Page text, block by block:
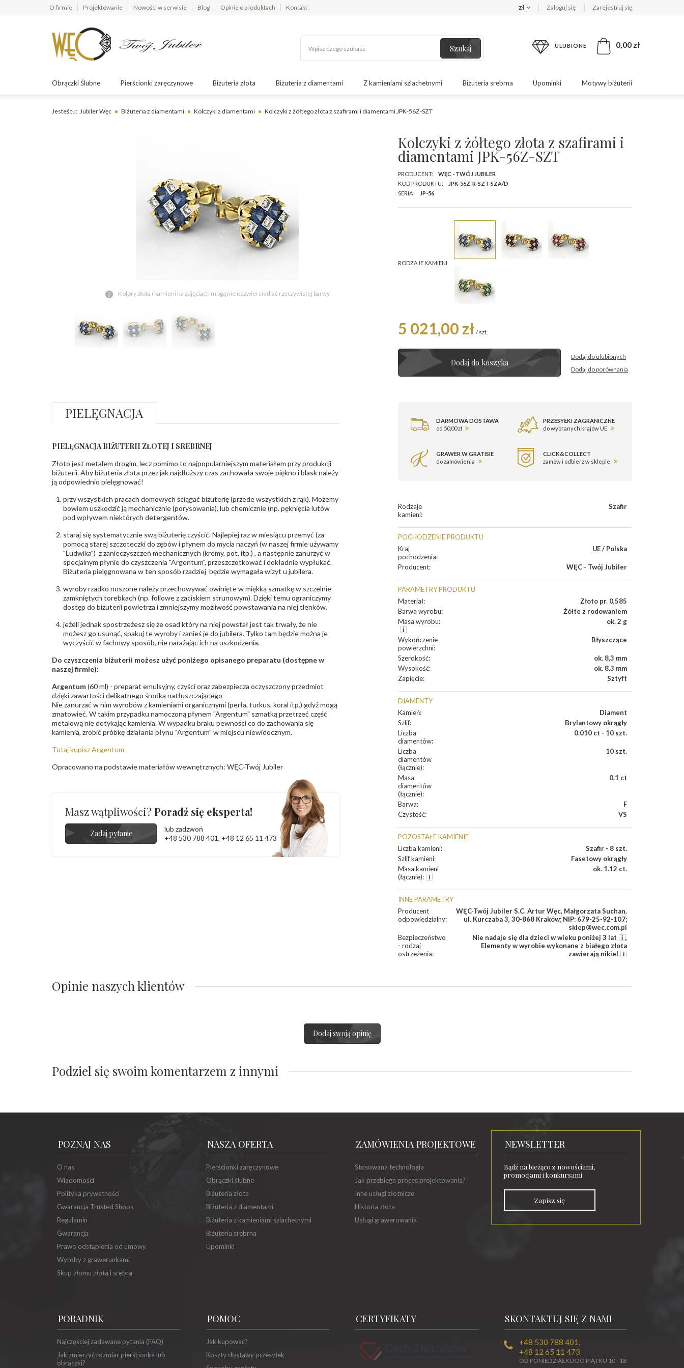
O firmie Projektowanie Nowości w serwisie Blog Opinie o produktach Kontakt zł Zaloguj się Zarejestruj się
Szukaj ULUBIONE 0,00 zł
Obrączki Ślubne Pierścionki zaręczynowe Biżuteria złota Biżuteria z diamentami Z kamieniami szlachetnymi Biżuteria srebrna Upominki Motywy biżuterii
Jesteś tu: Jubiler Węc Biżuteria z diamentami Kolczyki z diamentami Kolczyki z żółtego złota z szafirami i diamentami JPK-56Z-SZT
Kolory złota i kamieni na zdjęciach mogą nie odzwierciedlać rzeczywistej barwy
Kolczyki z żółtego złota z szafirami i
diamentami JPK-56Z-SZT
PRODUCENT:
WĘC - TWÓJ JUBILER
KOD PRODUKTU:
JPK-56Z-R-SZT-SZA/D
SERIA:
JP-56
RODZAJE KAMIENI
5 021,00 zł / szt.
Dodaj do koszyka
Dodaj do ulubionych
Dodaj do porównania
DARMOWA DOSTAWA
od 50,00 zł
PRZESYŁKI ZAGRANICZNE
do wybranych krajów UE
GRAWER W GRATISIE
do zamówienia
CLICK&COLLECT
zamów i odbierz w sklepie
Rodzaje
kamieni:
Szafir
POCHODZENIE PRODUKTU
Kraj
pochodzenia:
UE / Polska
Producent: WĘC - Twój Jubiler
PARAMETRY PRODUKTU
Materiał:
Złoto pr. 0,585
Barwa wyrobu:
Żółte z rodowaniem
Masa wyrobu: ok. 2 g
Wykończenie
powierzchni:
Błyszczące
Szerokość:
ok. 8,3 mm
Wysokość:
ok. 8,3 mm
Zapięcie: Sztyft
DIAMENTY
Kamień:
Diament
Szlif:
Brylantowy okrągły
Liczba
diamentów:
0.010 ct - 10 szt.
Liczba
diamentów
(łącznie):
10 szt.
Masa
diamentów
(łącznie):
0.1 ct
Barwa:
F
Czystość: VS
POZOSTAŁE KAMIENIE
Liczba kamieni:
Szafir - 8 szt.
Szlif kamieni:
Fasetowy okrągły
Masa kamieni
(łącznie):
ok. 1.12 ct.
INNE PARAMETRY
Producent
odpowiedzialny:
WĘC-Twój Jubiler S.C. Artur Węc, Małgorzata Suchan,
ul. Kurczaba 3, 30-868 Kraków; NIP: 679-25-92-107;
sklep@wec.com.pl
Bezpieczeństwo
- rodzaj
ostrzeżenia:
Nie nadaje się dla dzieci w wieku poniżej 3 lat
,
Elementy w wyrobie wykonane z białego złota
zawierają nikiel
PIELĘGNACJA
PIELĘGNACJA BIŻUTERII ZŁOTEJ I SREBRNEJ
Złoto jest metalem drogim, lecz pomimo to najpopularniejszym materiałem przy produkcji
biżuterii. Aby biżuteria złota przez jak najdłuższy czas zachowała swoje piękno i blask należy
ją odpowiednio pielęgnować!
przy wszystkich pracach domowych ściągać biżuterię (przede wszystkich z rąk). Możemy
bowiem uszkodzić ją mechanicznie (porysowania), lub chemicznie (np. pęknięcia lutów
pod wpływem niektórych detergentów.
staraj się systematycznie swą biżuterię czyścić. Najlepiej raz w miesiącu przemyć (za
pomocą starej szczoteczki do zębów i płynem do mycia naczyń (w naszej firmie używamy
"Ludwika") z zanieczyszczeń mechanicznych (kremy, pot, itp.) , a następnie zanurzyć w
specjalnym płynie do czyszczenia "Argentum", przeszczotkować i dokładnie wypłukać.
Biżuteria pielęgnowana w ten sposób rzadziej będzie wymagała wizyt u jubilera.
wyroby rzadko noszone należy przechowywać owinięte w miękką szmatkę w szczelnie
zamkniętych torebkach (np. foliowe z zaciskiem strunowym). Dzięki temu ograniczymy
dostęp do biżuterii powietrza i zmniejszymy możliwość powstawania na niej tlenków.
jeżeli jednak spostrzeżesz się że osad który na niej powstał jest tak trwały, że nie
możesz go usunąć, spakuj te wyroby i zanieś je do jubilera. Tylko tam będzie można je
wyczyścić w fachowy sposób, nie narażając ich na uszkodzenia.
Do czyszczenia biżuterii możesz użyć poniżego opisanego preparatu (dostępne w
naszej firmie):
Argentum(60 ml) - preparat emulsyjny, czyści oraz zabezpiecza oczyszczony przedmiot
dzięki zawartości delikatnego środka natłuszczającego
Nie zanurzać w nim wyrobów z kamieniami organicznymi (perła, turkus, koral itp.) gdyż mogą
zmatowieć. W takim przypadku namoczoną płynem "Argentum" szmatką przetrzeć część
metalową nie dotykając kamienia. W wypadku braku pewności co do zachowania się
kamienia, zrobić próbkę działania płynu "Argentum" w miejscu niewidocznym.
Tutaj kupisz Argentum
Opracowano na podstawie materiałów wewnętrznych: WĘC-Twój Jubiler
Masz wątpliwości? Poradź się eksperta!
Zadaj pytanie
lub zadzwoń
+48 530 788 401, +48 12 65 11 473
Opinie naszych klientów
Dodaj swoją opinię
Podziel się swoim komentarzem z innymi
POZNAJ NAS
O nas
Wiadomości
Polityka prywatności
Gwarancja Trusted Shops
Regulamin
Gwarancja
Prawo odstąpienia od umowy
Wyroby z grawerunkami
Skup złomu złota i srebra
NASZA OFERTA
Pierścionki zaręczynowe
Obrączki ślubne
Biżuteria złota
Biżuteria z diamentami
Biżuteria z kamieniami szlachetnymi
Biżuteria srebrna
Upominki
ZAMÓWIENIA PROJEKTOWE
Stosowana technologia
Jak przebiega proces projektowania?
Inne usługi złotnicze
Historia złota
Usługi grawerowania
NEWSLETTER
Bądź na bieżąco z nowościami,
promocjami i konkursami
Zapisz się
PORADNIK
Najczęściej zadawane pytania (FAQ)
Jak zmierzyć rozmiar pierścionka lub
obrączki?
POMOC
Jak kupować?
Koszty dostawy przesyłek
CERTYFIKATY SKONTAKTUJ SIĘ Z NAMI
+48 530 788 401 ,
+48 12 65 11 473
OD PONIEDZIAŁKU DO PIĄTKU 10 - 18